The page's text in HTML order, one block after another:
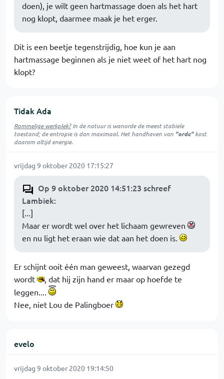
doen), je wilt geen hartmassage doen als het hart
nog klopt, daarmee maak je het erger.
Dit is een beetje tegenstrijdig, hoe kun je aan
hartmassage beginnen als je niet weet of het hart nog
klopt?
Tidak Ada
Rommelige werkplek?In de natuur iswanordede meest stabiele
toestand; de entropie is dan maximaal. Het handhaven van "orde"kost
daarom altijd energie.
vrijdag 9 oktober 2020 17:15:27
Op 9 oktober 2020 14:51:23 schreef
Lambiek:
[...]
Maar er wordt wel over het lichaam gewreven
en nu ligt het eraan wie dat aan het doen is.
Er schijnt ooit één man geweest, waarvan gezegd
wordt
, dat hij zijn hand er maar op hoefde te
leggen....
Nee, niet Lou de Palingboer
evelo
vrijdag 9 oktober 2020 19:14:50